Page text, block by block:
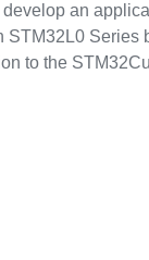
an
Series
to the